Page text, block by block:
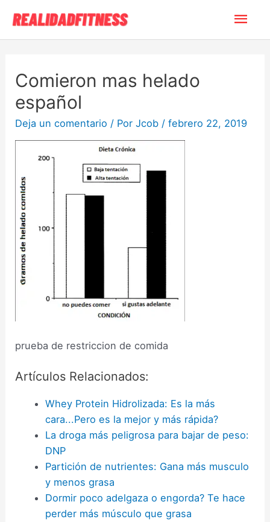
Comieron mas helado
español
Deja un comentario / PorJcob /febrero 22, 2019
prueba de restriccion de comida
Artículos Relacionados:
Whey Protein Hidrolizada: Es la más
cara...Pero es la mejor y más rápida?
La droga más peligrosa para bajar de peso:
DNP
Partición de nutrientes: Gana más musculo
y menos grasa
Dormir poco adelgaza o engorda? Te hace
perder más músculo que grasa